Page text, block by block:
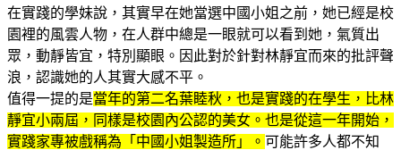
在實踐的學妹說，其實早在她當選中國小姐之前，她已經是校
園裡的風雲人物，在人群中總是一眼就可以看到她，氣質出
眾，動靜皆宜，特別顯眼。因此對於針對林靜宜而來的批評聲
浪，認識她的人其實大感不平。
值得一提的是當年的第二名葉睦秋，也是實踐的在學生，比林
靜宜小兩屆，同樣是校園內公認的美女。也是從這一年開始，
實踐家專被戲稱為「中國小姐製造所」。 可能許多人都不知